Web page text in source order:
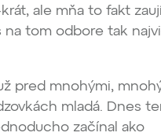
ale mňa to fakt
na tom odbore tak
pred mnohými,
mladá. Dnes
začínal ako